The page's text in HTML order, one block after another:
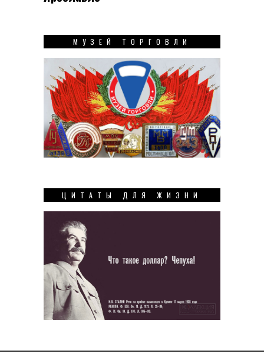
МУЗЕЙ ТОРГОВЛИ
ЦИТАТЫ ДЛЯ ЖИЗНИ